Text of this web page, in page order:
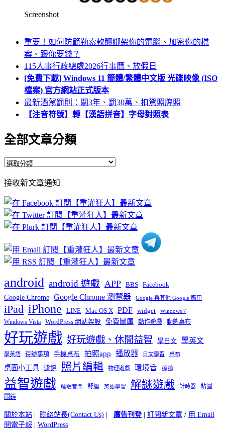
Screenshot
重要！如何防範勒索軟體綁架你的電腦、加密你的檔
案、跟你要錢？
115人事行政總處2026行事曆、放假日
[免費下載] Windows 11 簡體/繁體中文版 光碟映像 (ISO
檔案) 官方網站正式版本
最新酒駕罰則：關3年、罰30萬、扣駕照牌照
【注音符號】轉【漢語拼音】字母對照表
全部文章分類
全
文
章
分
類
接收新文章通知
android android 遊戲 APP BBS Facebook
Google Chrome Google Chrome 瀏覽器 Google 與其他 Google 應用
iPad iPhone LINE Mac OS X PDF widget Windows 7
Windows Vista WordPress 網站架設 免費圖庫 動作遊戲 動態桌布
好玩遊戲 好玩遊戲、休閒益智 學日文 學英文
學英語 待辦事項 手機桌布 拍照app 播放器 日文學習 桌布
桌面小工具 濾鏡 照片編輯 物理遊戲 環境音 療癒
益智遊戲 睡眠音樂 舒壓 英語學習 解謎遊戲 計時器
貼圖
鬧鐘
關於本站 | 聯絡站長(Contact Us) | 廣告刊登| 訂閱新文章 / 用 Email
閱電子報 | WordPress